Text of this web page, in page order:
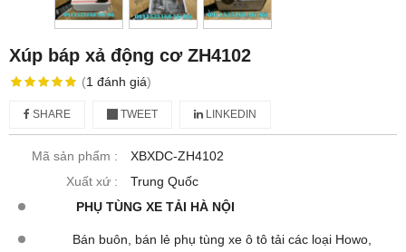
Xúp báp xả động cơ ZH4102
(1 đánh giá)
SHARE TWEET LINKEDIN
Mã sản phẩm :
XBXDC-ZH4102
Xuất xứ :
Trung Quốc
PHỤ TÙNG XE TẢI HÀ NỘI
Bán buôn, bán lẻ phụ tùng xe ô tô tải các loại Howo,